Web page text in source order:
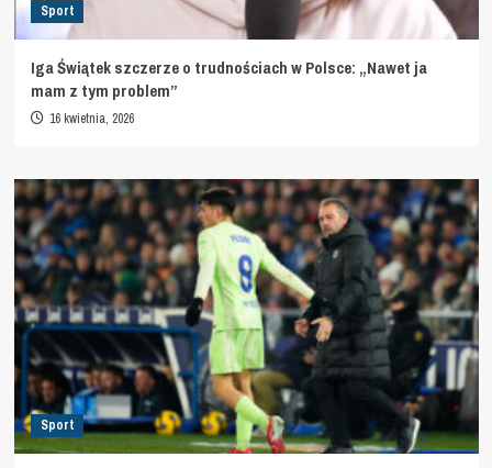
Sport
Iga Świątek szczerze o trudnościach w Polsce: „Nawet ja
mam z tym problem”
16 kwietnia, 2026
Sport